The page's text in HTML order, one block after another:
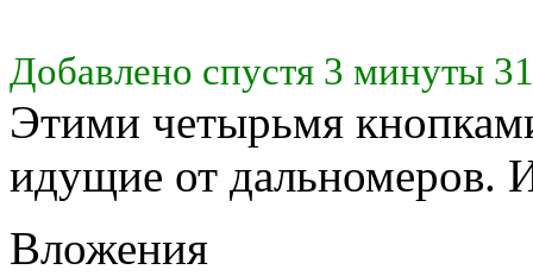
Добавлено спустя 3 минуты
Этими четырьмя
идущие от дальномеров.
Вложения